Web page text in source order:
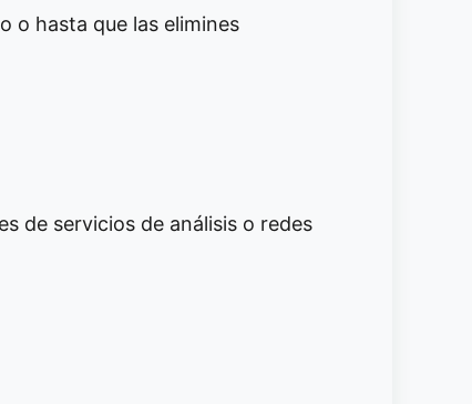
o hasta que las elimines
de servicios de análisis o redes